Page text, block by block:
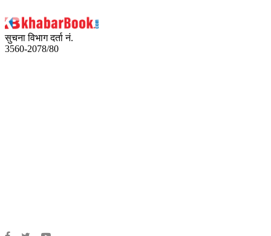
सुचना विभाग दर्ता नं.
3560-2078/80